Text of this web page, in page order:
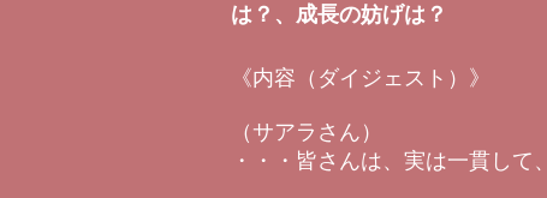
は？、成長の妨げは？
《内容（ダイジェスト）》
（サアラさん）
・・・皆さんは、実は一貫して、